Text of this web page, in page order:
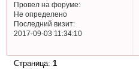
Провел на форуме:
Не определено
Последний визит:
2017-09-03 11:34:10
Страница: 1